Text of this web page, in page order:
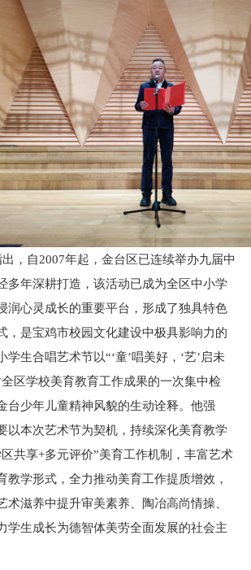
，自2007年起，金台区已连续举办九届中
多年深耕打造，该活动已成为全区中小学
润心灵成长的重要平台，形成了独具特色
，是宝鸡市校园文化建设中极具影响力的
生合唱艺术节以“‘童’唱美好，‘艺’启未
区学校美育教育工作成果的一次集中检
台少年儿童精神风貌的生动诠释。他强
以本次艺术节为契机，持续深化美育教学
共享+多元评价”美育工作机制，丰富艺术
教学形式，全力推动美育工作提质增效，
术滋养中提升审美素养、陶冶高尚情操、
学生成长为德智体美劳全面发展的社会主